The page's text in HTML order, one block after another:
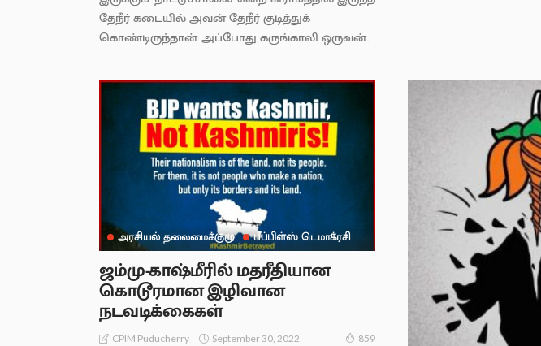
தேநீர் கடையில் அவன் தேநீர் குடித்துக்
கொண்டிருந்தான். அப்போது கருங்காலி ஒருவன்...
அரசியல் தலைமைக்குழு பீப்பிள்ஸ் டெமாக்ரசி
ஜம்மு-காஷ்மீரில் மதரீதியான
கொடூரமான இழிவான
நடவடிக்கைகள்
CPIM Puducherry September 30, 2022 859